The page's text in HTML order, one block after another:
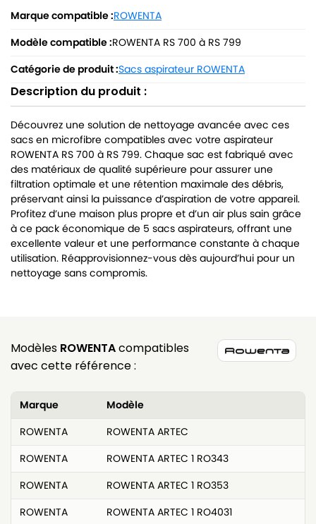
Marque compatible :ROWENTA
Modèle compatible :ROWENTA RS 700 à RS 799
Catégorie de produit :Sacs aspirateur ROWENTA
Description du produit :
Découvrez une solution de nettoyage avancée avec ces
sacs en microfibre compatibles avec votre aspirateur
ROWENTA RS 700 à RS 799. Chaque sac est fabriqué avec
des matériaux de qualité supérieure pour assurer une
filtration optimale et une rétention maximale des débris,
préservant ainsi la puissance d’aspiration de votre appareil.
Profitez d’une maison plus propre et d’un air plus sain grâce
à ce pack économique de 5 sacs aspirateurs, offrant une
excellente valeur et une performance constante à chaque
utilisation. Réapprovisionnez-vous dès aujourd’hui pour un
nettoyage sans compromis.
Modèles ROWENTAcompatibles
avec cette référence :
Marque
Modèle
ROWENTA
ROWENTA ARTEC
ROWENTA
ROWENTA ARTEC 1 RO343
ROWENTA
ROWENTA ARTEC 1 RO353
ROWENTA
ROWENTA ARTEC 1 RO4031